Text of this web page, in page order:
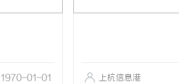
1970-01-01 上杭信息港